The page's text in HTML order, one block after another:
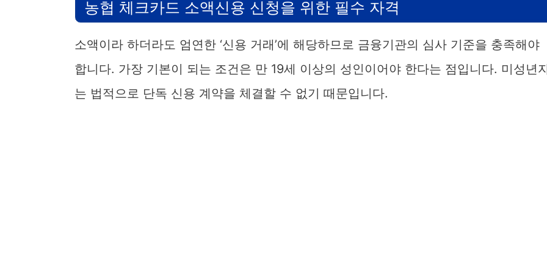
농협 체크카드 소액신용 신청을 위한 필수 자격
소액이라 하더라도 엄연한 ‘신용 거래’에 해당하므로 금융기관의 심사 기준을 충족해야
합니다. 가장 기본이 되는 조건은 만 19세 이상의 성인이어야 한다는 점입니다. 미성년
는 법적으로 단독 신용 계약을 체결할 수 없기 때문입니다.